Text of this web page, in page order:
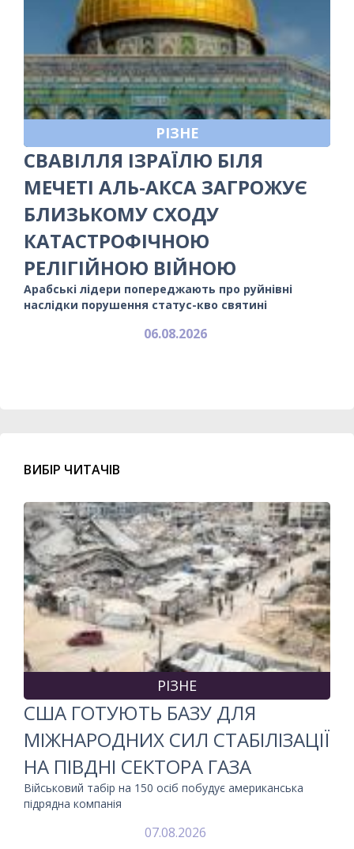
РІЗНЕ
СВАВІЛЛЯ ІЗРАЇЛЮ БІЛЯ
МЕЧЕТІ АЛЬ-АКСА ЗАГРОЖУЄ
БЛИЗЬКОМУ СХОДУ
КАТАСТРОФІЧНОЮ
РЕЛІГІЙНОЮ ВІЙНОЮ
Арабські лідери попереджають про руйнівні
наслідки порушення статус-кво святині
06.08.2026
ВИБІР ЧИТАЧІВ
РІЗНЕ
США ГОТУЮТЬ БАЗУ ДЛЯ
МІЖНАРОДНИХ СИЛ СТАБІЛІЗАЦІЇ
НА ПІВДНІ СЕКТОРА ГАЗА
Військовий табір на 150 осіб побудує американська
підрядна компанія
07.08.2026